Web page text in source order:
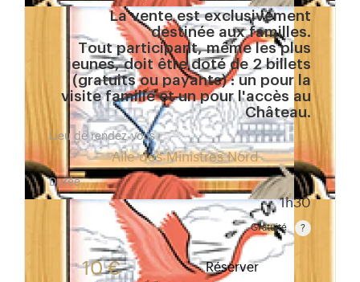
La vente est exclusivement
destinée aux familles.
Tout participant, même les plus
jeunes, doit être doté de 2 billets
(gratuits ou payants) : un pour la
visite famille et un pour l'accès au
Château.
Lieu de rendez-vous
Aile des Ministres Nord
Durée
1h30
Gratuité
Gratuit pour les enfants de moins de 10 ans.Tarif
10 € Réserver